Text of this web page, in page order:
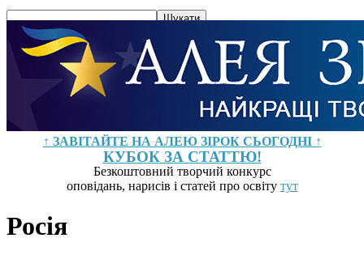
↑ ЗАВІТАЙТЕ НА АЛЕЮ ЗІРОК СЬОГОДНІ ↑
КУБОК ЗА СТАТТЮ!
Безкоштовний творчий конкурс
оповідань, нарисів і статей про освіту тут
Росія